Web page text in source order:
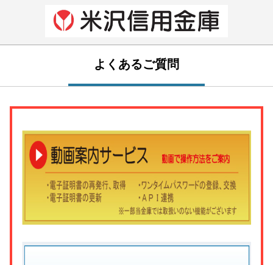
よくあるご質問